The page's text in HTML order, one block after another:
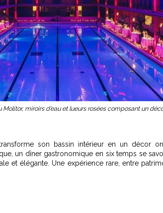
miroirs d’eau et lueurs rosées composant un
son bassin intérieur en un décor
un dîner gastronomique en six temps se
et élégante. Une expérience rare, entre